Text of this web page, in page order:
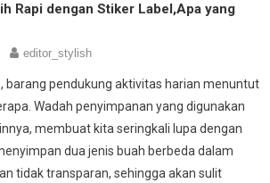
Rapi dengan Stiker Label,Apa yang
editor_stylish
barang pendukung aktivitas harian menuntut
Wadah penyimpanan yang digunakan
membuat kita seringkali lupa dengan
dua jenis buah berbeda dalam
tidak transparan, sehingga akan sulit